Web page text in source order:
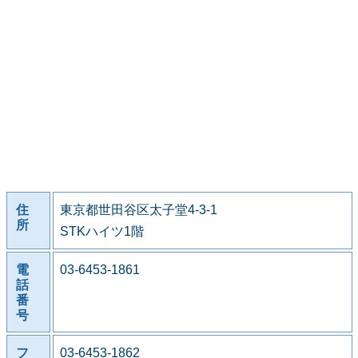
住
所
東京都世田谷区太子堂4-3-1
STKハイツ1階
電
話
番
号
03-6453-1861
フ 03-6453-1862